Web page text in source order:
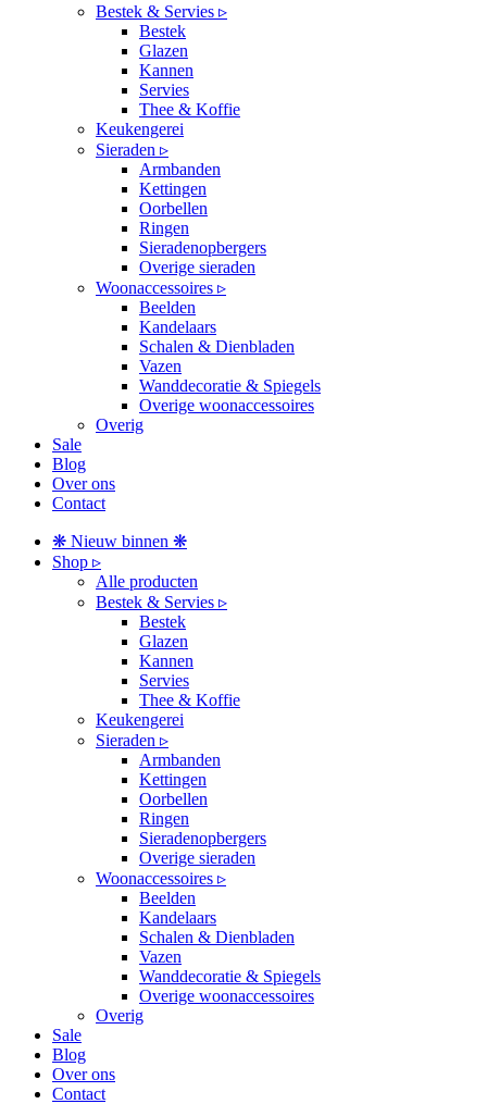
Bestek & Servies ▹
Bestek
Glazen
Kannen
Servies
Thee & Koffie
Keukengerei
Sieraden ▹
Armbanden
Kettingen
Oorbellen
Ringen
Sieradenopbergers
Overige sieraden
Woonaccessoires ▹
Beelden
Kandelaars
Schalen & Dienbladen
Vazen
Wanddecoratie & Spiegels
Overige woonaccessoires
Overig
Sale
Blog
Over ons
Contact
❋ Nieuw binnen ❋
Shop ▹
Alle producten
Bestek & Servies ▹
Bestek
Glazen
Kannen
Servies
Thee & Koffie
Keukengerei
Sieraden ▹
Armbanden
Kettingen
Oorbellen
Ringen
Sieradenopbergers
Overige sieraden
Woonaccessoires ▹
Beelden
Kandelaars
Schalen & Dienbladen
Vazen
Wanddecoratie & Spiegels
Overige woonaccessoires
Overig
Sale
Blog
Over ons
Contact